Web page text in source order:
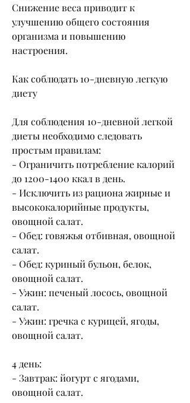
Снижение веса приводит к
улучшению общего состояния
организма и повышению
настроения.
Как соблюдать 10-дневную легкую
диету
Для соблюдения 10-дневной легкой
диеты необходимо следовать
простым правилам:
- Ограничить потребление калорий
до 1200-1400 ккал в день.
- Исключить из рациона жирные и
высококалорийные продукты,
овощной салат.
- Обед: говяжья отбивная, овощной
салат.
- Обед: куриный бульон, белок,
овощной салат.
- Ужин: печеный лосось, овощной
салат.
- Ужин: гречка с курицей, ягоды,
овощной салат.
4 день:
- Завтрак: йогурт с ягодами,
овощной салат.